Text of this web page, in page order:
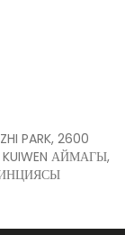
PARK, 2600
АЙМАГЫ,